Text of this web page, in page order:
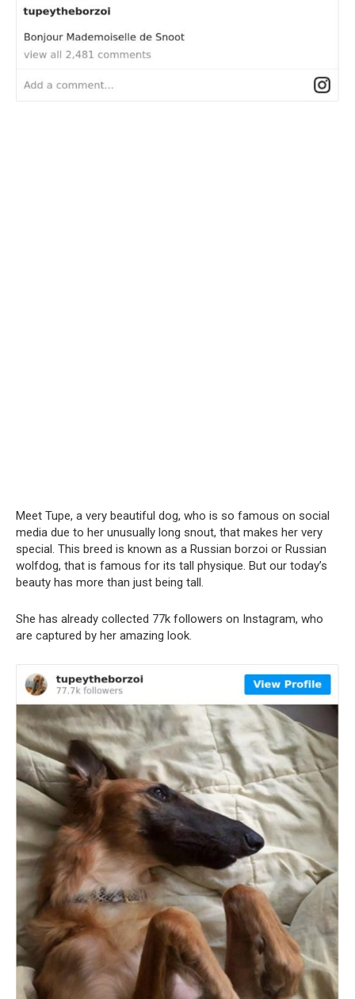
Meet Tupe, a very beautiful dog, who is so famous on social
media due to her unusually long snout, that makes her very
special. This breed is known as a Russian borzoi or Russian
wolfdog, that is famous for its tall physique. But our today’s
beauty has more than just being tall.
She has already collected 77k followers on Instagram, who
are captured by her amazing look.